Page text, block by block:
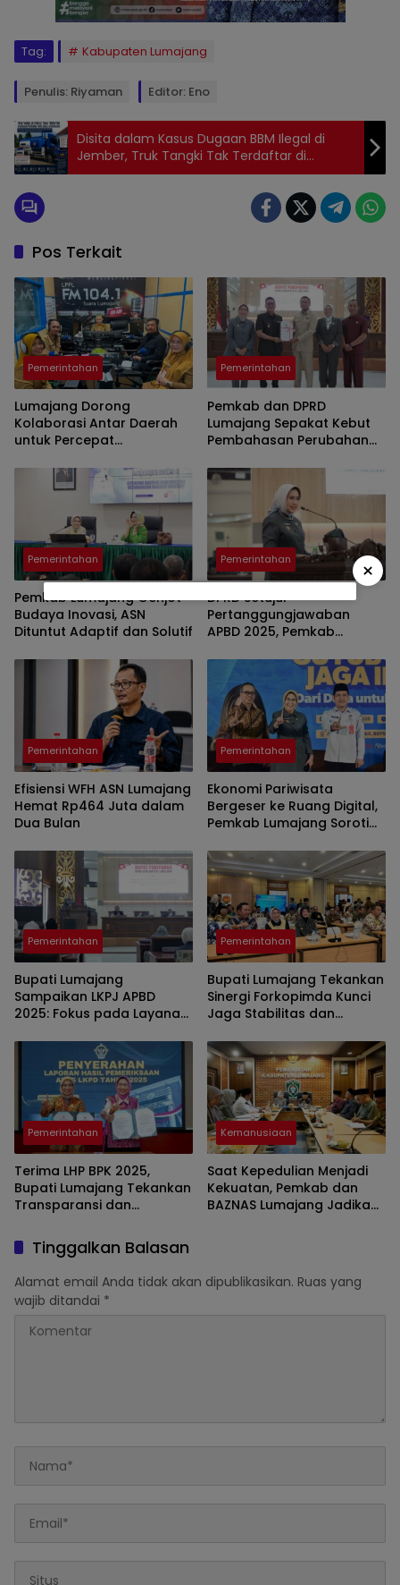
Tag: Kabupaten Lumajang
Penulis: Riyaman Editor: Eno
Disita dalam Kasus Dugaan BBM Ilegal di
Jember, Truk Tangki Tak Terdaftar di
Armada Pertamina Jatimbalinus
Pos Terkait
Pemerintahan
Lumajang Dorong
Kolaborasi Antar Daerah
untuk Percepat
Pemerintahan
Pemkab dan DPRD
Lumajang Sepakat Kebut
Pembahasan Perubahan
Responsif
Pemerintahan
Pemkab Lumajang Genjot
Budaya Inovasi, ASN
Dituntut Adaptif dan Solutif
Pemerintahan
DPRD Setujui
Pertanggungjawaban
APBD 2025, Pemkab
Perencanaan
Pemerintahan
Efisiensi WFH ASN Lumajang
Hemat Rp464 Juta dalam
Dua Bulan
Pemerintahan
Ekonomi Pariwisata
Bergeser ke Ruang Digital,
Pemkab Lumajang Soroti
Pemerintahan
Bupati Lumajang
Sampaikan LKPJ APBD
2025: Fokus pada Layanan
Transparan
Pemerintahan
Bupati Lumajang Tekankan
Sinergi Forkopimda Kunci
Jaga Stabilitas dan
Pemerintahan
Terima LHP BPK 2025,
Bupati Lumajang Tekankan
Transparansi dan
Kemanusiaan
Saat Kepedulian Menjadi
Kekuatan, Pemkab dan
BAZNAS Lumajang Jadikan
Tinggalkan Balasan
Alamat email Anda tidak akan dipublikasikan. Ruas yang
wajib ditandai *
×